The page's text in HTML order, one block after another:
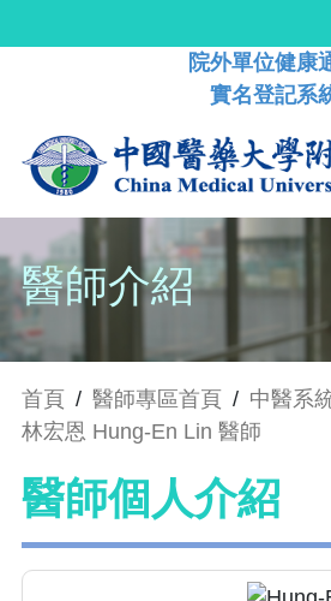
院外單位健康
實名登記系
醫師介紹
首頁 / 醫師專區首頁 / 中醫系
林宏恩 Hung-En Lin 醫師
醫師個人介紹